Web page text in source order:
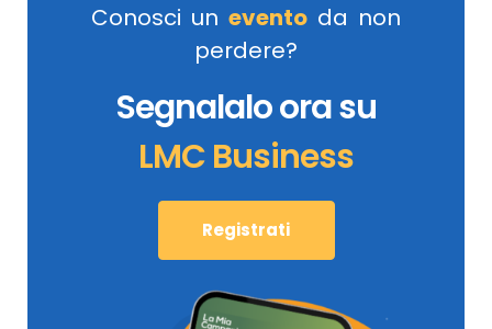
Conosci un evento da non
perdere?
Segnalalo ora su
LMC Business
Registrati